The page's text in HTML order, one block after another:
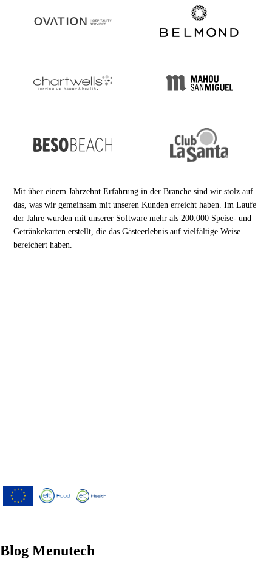
Mit über einem Jahrzehnt Erfahrung in der Branche sind wir stolz auf
das, was wir gemeinsam mit unseren Kunden erreicht haben. Im Laufe
der Jahre wurden mit unserer Software mehr als 200.000 Speise- und
Getränkekarten erstellt, die das Gästeerlebnis auf vielfältige Weise
bereichert haben.
Blog Menutech